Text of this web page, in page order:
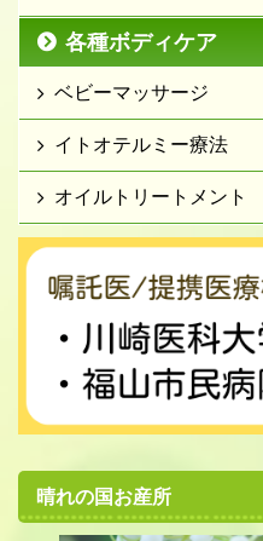
各種ボディケア
ベビーマッサージ
イトオテルミー療法
オイルトリートメント
晴れの国お産所